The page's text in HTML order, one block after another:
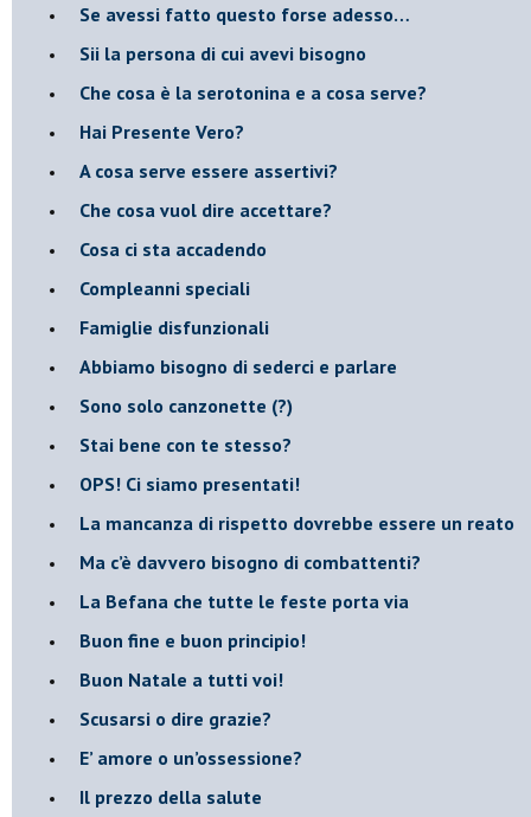
​Se avessi fatto questo forse adesso…
​Sii la persona di cui avevi bisogno
Che cosa è la serotonina e a cosa serve?
​Hai Presente Vero?
A cosa serve essere assertivi?
​Che cosa vuol dire accettare?
​Cosa ci sta accadendo
​Compleanni speciali
​Famiglie disfunzionali
​Abbiamo bisogno di sederci e parlare
Sono solo canzonette (?)
​Stai bene con te stesso?
​OPS! Ci siamo presentati!
​La mancanza di rispetto dovrebbe essere un reato
​Ma c’è davvero bisogno di combattenti?
​La Befana che tutte le feste porta via
Buon fine e buon principio!
​Buon Natale a tutti voi!
​Scusarsi o dire grazie?
​E’ amore o un’ossessione?
​Il prezzo della salute